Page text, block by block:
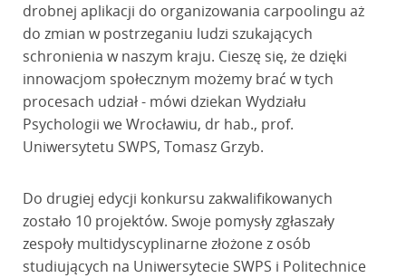
drobnej aplikacji do organizowania carpoolingu aż
do zmian w postrzeganiu ludzi szukających
schronienia w naszym kraju. Cieszę się, że dzięki
innowacjom społecznym możemy brać w tych
procesach udział - mówi dziekan Wydziału
Psychologii we Wrocławiu, dr hab., prof.
Uniwersytetu SWPS, Tomasz Grzyb.
Do drugiej edycji konkursu zakwalifikowanych
zostało 10 projektów. Swoje pomysły zgłaszały
zespoły multidyscyplinarne złożone z osób
studiujących na Uniwersytecie SWPS i Politechnice